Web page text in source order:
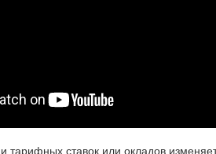
тарифных ставок или окладов